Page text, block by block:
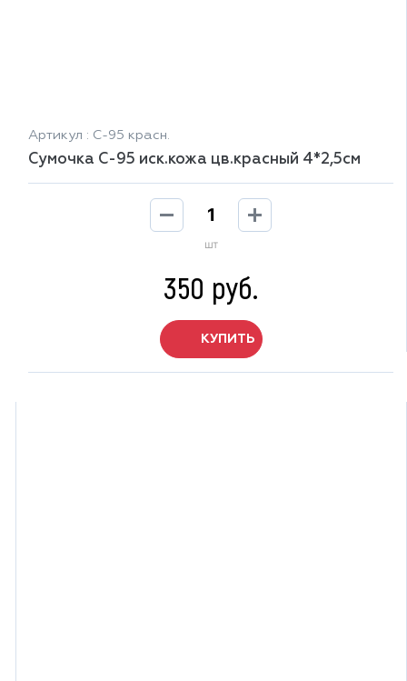
Артикул : С-95 красн.
Сумочка С-95 иск.кожа цв.красный 4*2,5см
шт
350 руб.
КУПИТЬ